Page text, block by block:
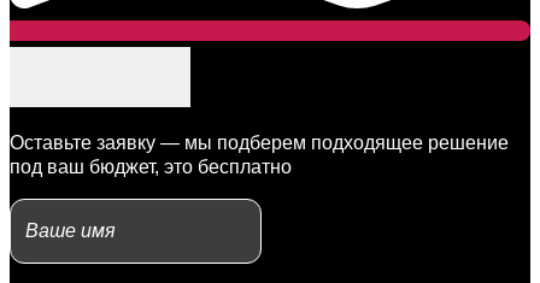
Оставьте заявку — мы подберем подходящее решение
под ваш бюджет, это бесплатно